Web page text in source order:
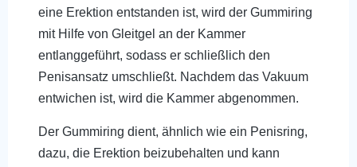
eine Erektion entstanden ist, wird der Gummiring
mit Hilfe von Gleitgel an der Kammer
entlanggeführt, sodass er schließlich den
Penisansatz umschließt. Nachdem das Vakuum
entwichen ist, wird die Kammer abgenommen.
Der Gummiring dient, ähnlich wie ein Penisring,
dazu, die Erektion beizubehalten und kann